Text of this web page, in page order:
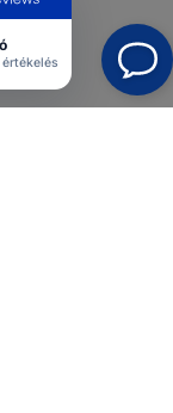
értékelés